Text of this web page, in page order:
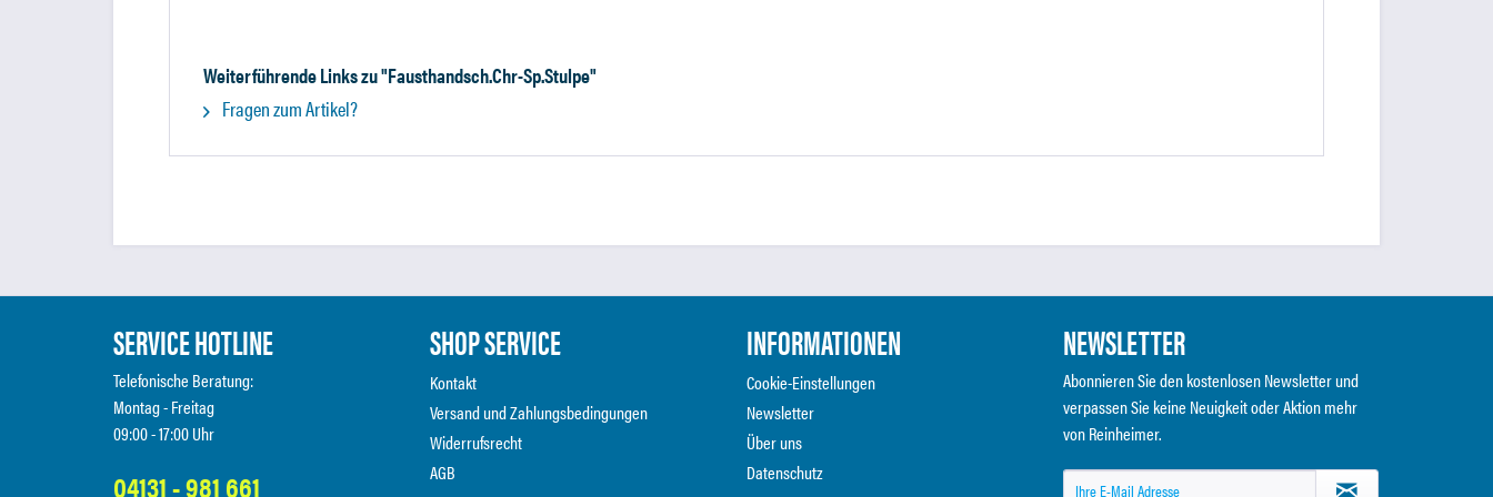
Weiterführende Links zu "Fausthandsch.Chr-Sp.Stulpe"
Fragen zum Artikel?
SERVICE HOTLINE
Telefonische Beratung:
Montag - Freitag
09:00 - 17:00 Uhr
04131 - 981 661
SHOP SERVICE
Kontakt
Versand und Zahlungsbedingungen
Widerrufsrecht
AGB
INFORMATIONEN
Cookie-Einstellungen
Newsletter
Über uns
Datenschutz
NEWSLETTER
Abonnieren Sie den kostenlosen Newsletter und
verpassen Sie keine Neuigkeit oder Aktion mehr
von Reinheimer.